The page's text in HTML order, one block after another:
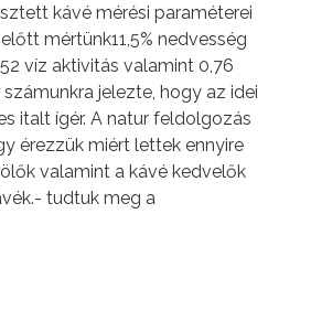
kávé mérési paraméterei
mértünk11,5% nedvesség
víz aktivitás valamint 0,76
jelezte, hogy az idei
italt ígér. A natur feldolgozás
érezzük miért lettek ennyire
valamint a kávé kedvelők
tudtuk meg a